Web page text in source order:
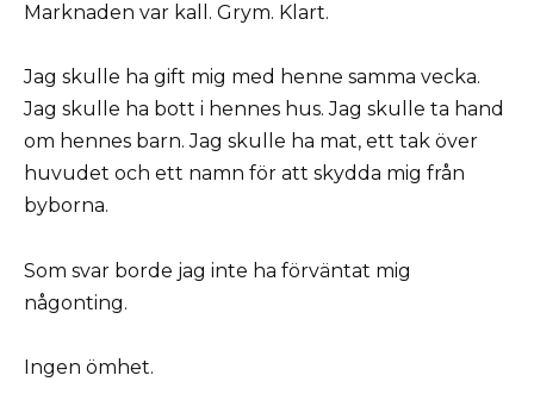
Marknaden var kall. Grym. Klart.
Jag skulle ha gift mig med henne samma vecka.
Jag skulle ha bott i hennes hus. Jag skulle ta hand
om hennes barn. Jag skulle ha mat, ett tak över
huvudet och ett namn för att skydda mig från
byborna.
Som svar borde jag inte ha förväntat mig
någonting.
Ingen ömhet.